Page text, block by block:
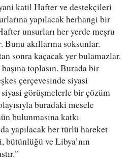
katil Hafter ve destekçileri
yapılacak herhangi bir
unsurları her yerde meşru
akıllarına soksunlar.
sonra kaçacak yer bulamazlar.
toplasın. Burada bir
çerçevesinde siyasi
siyasi görüşmelerle bir çözüm
buradaki mesele
bulunmasına katkı
yapılacak her türlü hareket
bütünlüğü ve Libya’nın